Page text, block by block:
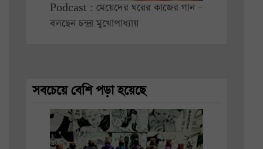
Podcast : মেয়েদের ঘরের কাজের গান –
বলছেন চন্দ্রা মুখোপাধ্যায়
সবচেয়ে বেশি পড়া হয়েছে